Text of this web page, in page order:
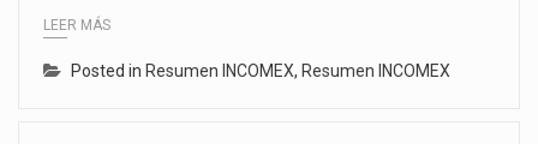
LEER MÁS
Posted in Resumen INCOMEX, Resumen INCOMEX